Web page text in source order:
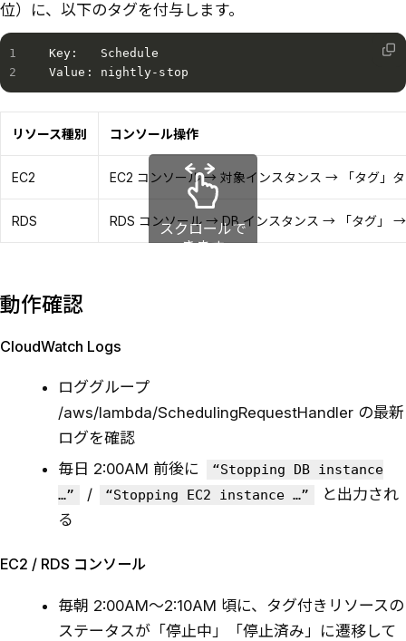
位）に、以下のタグを付与します。
Key:   Schedule
Value: nightly-stop
リソース種別 コンソール操作
EC2 EC2 コンソール → 対象インスタンス → 「タグ」
RDS RDS コンソール → DB インスタンス → 「タグ」
スクロールで
きます
動作確認
CloudWatch Logs
ロググループ
/aws/lambda/SchedulingRequestHandler の最新
ログを確認
毎日 2:00AM 前後に
“Stopping DB instance
…”
/ “Stopping EC2 instance …”
と出力され
る
EC2 / RDS コンソール
毎朝 2:00AM〜2:10AM 頃に、タグ付きリソースの
ステータスが「停止中」「停止済み」に遷移して